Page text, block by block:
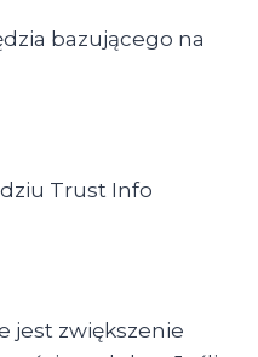
bazującego na
Trust Info
jest zwiększenie